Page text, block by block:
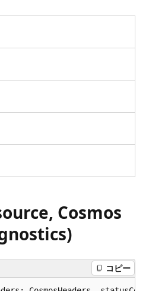
Cosmos
コピー